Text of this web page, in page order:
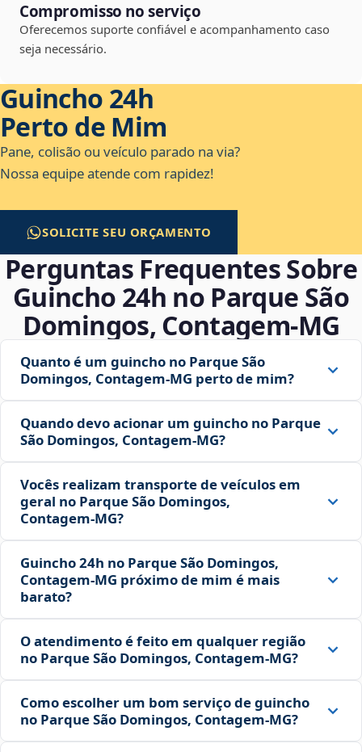
Compromisso no serviço
Oferecemos suporte confiável e acompanhamento caso
seja necessário.
Guincho 24h
Perto de Mim
Pane, colisão ou veículo parado na via?
Nossa equipe atende com rapidez!
SOLICITE SEU ORÇAMENTO
Perguntas Frequentes Sobre
Guincho 24h no Parque São
Domingos, Contagem‑MG
Quanto é um guincho no Parque São
Domingos, Contagem‑MG perto de mim?
Quando devo acionar um guincho no Parque
São Domingos, Contagem‑MG?
Vocês realizam transporte de veículos em
geral no Parque São Domingos,
Contagem‑MG?
Guincho 24h no Parque São Domingos,
Contagem‑MG próximo de mim é mais
barato?
O atendimento é feito em qualquer região
no Parque São Domingos, Contagem‑MG?
Como escolher um bom serviço de guincho
no Parque São Domingos, Contagem‑MG?